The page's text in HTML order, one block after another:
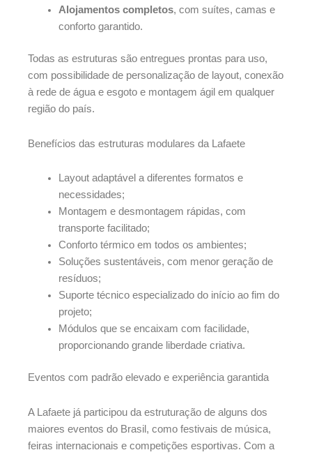
Alojamentos completos, com suítes, camas e
conforto garantido.
Todas as estruturas são entregues prontas para uso,
com possibilidade de personalização de layout, conexão
à rede de água e esgoto e montagem ágil em qualquer
região do país.
Benefícios das estruturas modulares da Lafaete
Layout adaptável a diferentes formatos e
necessidades;
Montagem e desmontagem rápidas, com
transporte facilitado;
Conforto térmico em todos os ambientes;
Soluções sustentáveis, com menor geração de
resíduos;
Suporte técnico especializado do início ao fim do
projeto;
Módulos que se encaixam com facilidade,
proporcionando grande liberdade criativa.
Eventos com padrão elevado e experiência garantida
A Lafaete já participou da estruturação de alguns dos
maiores eventos do Brasil, como festivais de música,
feiras internacionais e competições esportivas. Com a